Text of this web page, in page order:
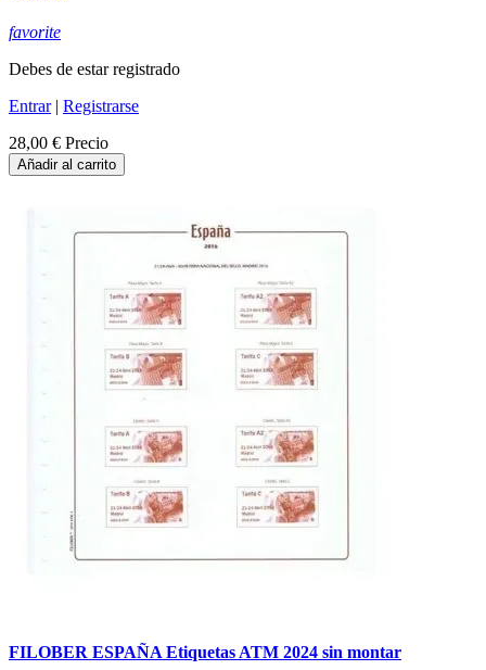
favorite
Debes de estar registrado
Entrar| Registrarse
28,00 € Precio
Añadir al carrito
FILOBER ESPAÑA Etiquetas ATM 2024 sin montar